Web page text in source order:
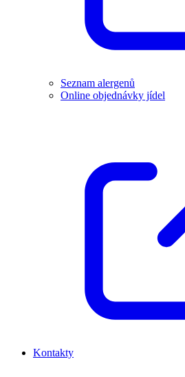
Seznam alergenů
Online objednávky jídel
Kontakty